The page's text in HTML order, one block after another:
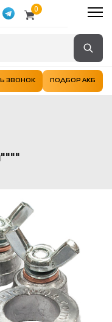
0
ЗВОНОК ПОДБОР АКБ